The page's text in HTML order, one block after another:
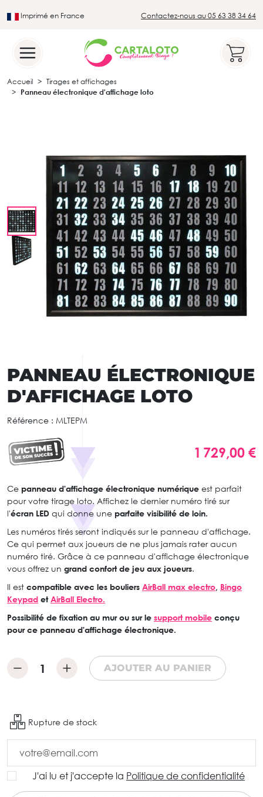
Imprimé en France Contactez-nous au 05 63 38 34 64
Accueil
Tirages et affichages
Panneau électronique d'affichage loto
PANNEAU ÉLECTRONIQUE
D'AFFICHAGE LOTO
Référence : MLTEPM
1 729,00 €
Ce panneau d'affichage électronique numérique est parfait
pour votre tirage loto. Affichez le dernier numéro tiré sur
l'écran LED qui donne une parfaite visibilité de loin.
Les numéros tirés seront indiqués sur le panneau d'affichage.
Ce qui permet aux joueurs de ne plus jamais rater aucun
numéro tiré. Grâce à ce panneau d'affichage électronique
vous offrez un grand confort de jeu aux joueurs.
Il est compatible avec les bouliers AirBall max electro, Bingo
Keypad et AirBall Electro.
Possibilité de fixation au mur ou sur le support mobile conçu
pour ce panneau d'affichage électronique.
AJOUTER AU PANIER
Rupture de stock
J'ai lu et j'accepte la Politique de confidentialité